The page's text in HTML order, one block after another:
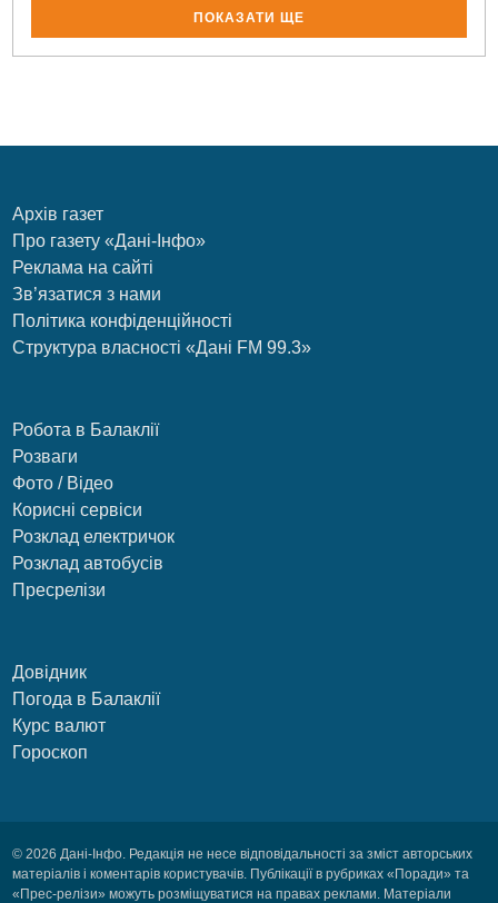
ПОКАЗАТИ ЩЕ
Архів газет
Про газету «Дані-Інфо»
Реклама на сайті
Зв’язатися з нами
Політика конфіденційності
Структура власності «Дані FM 99.3»
Робота в Балаклії
Розваги
Фото / Відео
Корисні сервіси
Розклад електричок
Розклад автобусів
Пресрелізи
Довідник
Погода в Балаклії
Курс валют
Гороскоп
© 2026 Дані-Інфо. Редакція не несе відповідальності за зміст авторських
матеріалів і коментарів користувачів. Публікації в рубриках «Поради» та
«Прес-релізи» можуть розміщуватися на правах реклами. Матеріали